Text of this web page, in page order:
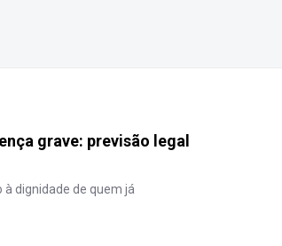
grave: previsão legal
dignidade de quem já